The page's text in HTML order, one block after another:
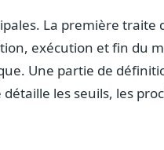
La première traite
exécution et fin du
Une partie de
les seuils, les